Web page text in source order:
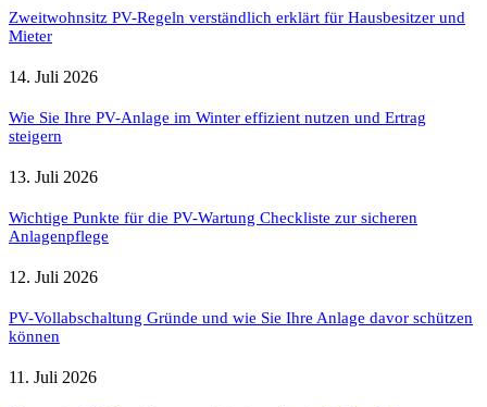
Zweitwohnsitz PV-Regeln verständlich erklärt für Hausbesitzer und
Mieter
14. Juli 2026
Wie Sie Ihre PV-Anlage im Winter effizient nutzen und Ertrag
steigern
13. Juli 2026
Wichtige Punkte für die PV-Wartung Checkliste zur sicheren
Anlagenpflege
12. Juli 2026
PV-Vollabschaltung Gründe und wie Sie Ihre Anlage davor schützen
können
11. Juli 2026